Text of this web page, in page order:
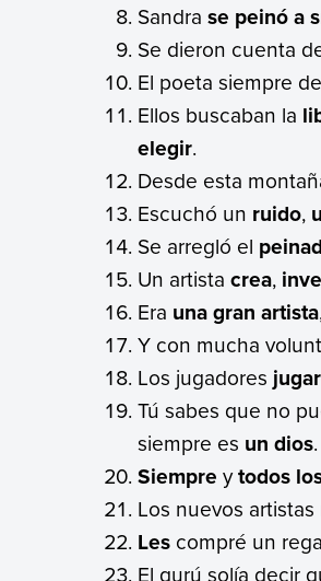
Sandra se peinó a
Se dieron cuenta
El poeta siempre
Ellos buscaban la
elegir.
Desde esta
Escuchó un ruido,
Se arregló el
Un artistacrea,
Era una gran artista
Y con mucha
Los jugadores
Tú sabes que no
siempre es un dios.
Siempre ytodos
Los nuevos
Les compré un
El gurú solía decir